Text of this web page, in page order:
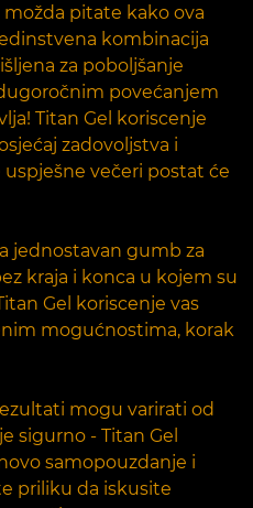
možda pitate kako ova
kombinacija
za poboljšanje
povećanjem
Titan Gel koriscenje
zadovoljstva i
uspješne večeri postat će
jednostavan gumb za
kraja i konca u kojem su
Gel koriscenje vas
mogućnostima, korak
mogu varirati od
sigurno - Titan Gel
samopouzdanje i
priliku da iskusite